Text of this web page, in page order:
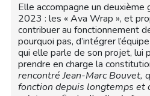
Elle accompagne un
2023 : les « Ava Wrap », et
contribuer au fonctionnement
pourquoi pas, d’intégrer
qui elle parle de son projet, lui
prendre en charge la
rencontré Jean-Marc Bouvet,
fonction depuis longtemps et